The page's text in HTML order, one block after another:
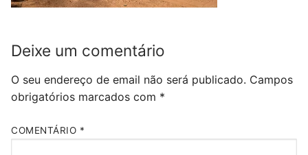
Deixe um comentário
O seu endereço de email não será publicado. Campos
obrigatórios marcados com *
COMENTÁRIO *